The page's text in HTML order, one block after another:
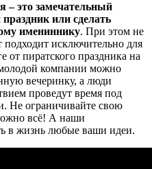
– это замечательный
праздник или сделать
имениннику. При этом не
подходит исключительно для
от пиратского праздника на
компании можно
вечеринку, а люди
проведут время под
Не ограничивайте свою
всё! А наши
в жизнь любые ваши идеи.